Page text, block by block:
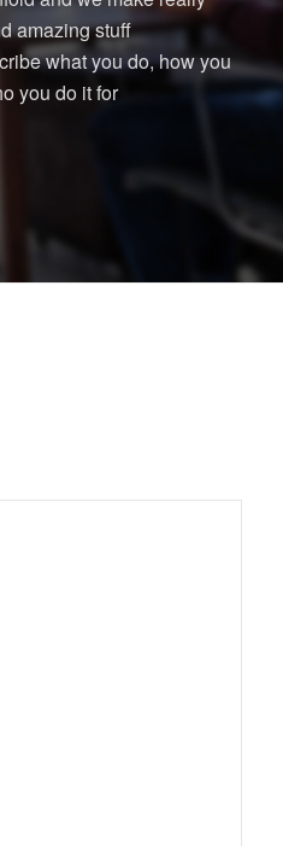
amazing stuff.
what you do, how you
you do it for.